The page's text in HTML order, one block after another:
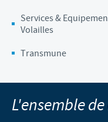
Services &
Volailles
Transmune
L'ensemble